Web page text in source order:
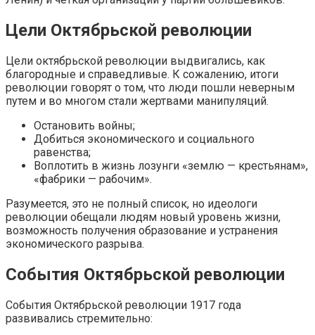
Цели Октябрьской революции
Цели октябрьской революции выдвигались, как
благородные и справедливые. К сожалению, итоги
революции говорят о том, что люди пошли неверным
путем и во многом стали жертвами манипуляций.
Остановить войны;
Добиться экономического и социального
равенства;
Воплотить в жизнь лозунги «землю — крестьянам»,
«фабрики — рабочим».
Разумеется, это не полный список, но идеологи
революции обещали людям новый уровень жизни,
возможность получения образование и устранения
экономического разрыва.
События Октябрьской революции
События Октябрьской революции 1917 года
развивались стремительно: